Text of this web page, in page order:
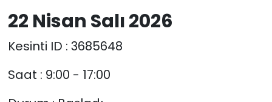
22 Nisan Salı 2026
Kesinti ID : 3685648
Saat : 9:00 - 17:00